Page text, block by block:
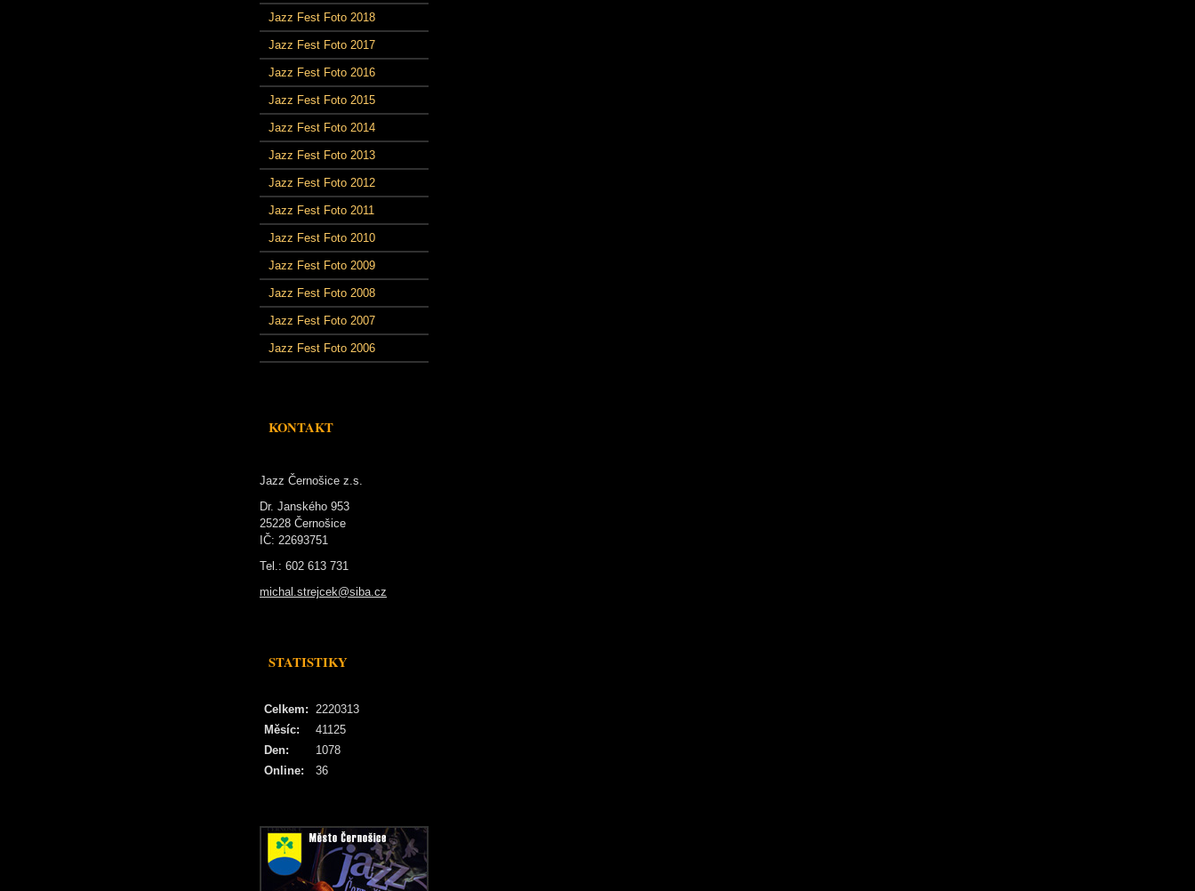
Jazz Fest Foto 2018
Jazz Fest Foto 2017
Jazz Fest Foto 2016
Jazz Fest Foto 2015
Jazz Fest Foto 2014
Jazz Fest Foto 2013
Jazz Fest Foto 2012
Jazz Fest Foto 2011
Jazz Fest Foto 2010
Jazz Fest Foto 2009
Jazz Fest Foto 2008
Jazz Fest Foto 2007
Jazz Fest Foto 2006
KONTAKT
Jazz Černošice z.s.
Dr. Janského 953
25228 Černošice
IČ: 22693751
Tel.: 602 613 731
michal.strejcek@siba.cz
STATISTIKY
Online: 36
Celkem: 2220313
Měsíc:
41125
Den:
1078